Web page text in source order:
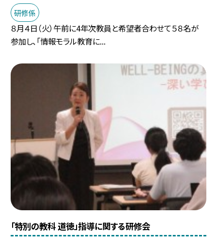
研修係
８月４日（火）午前に4年次教員と希望者合わせて５８名が
参加し、「情報モラル教育に...
「特別の教科 道徳」指導に関する研修会